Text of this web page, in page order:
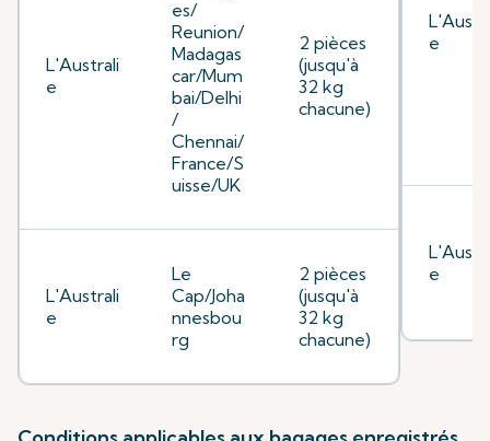
L'Australi
e
es/
Reunion/
Madagas
car/Mum
bai/Delhi
/
Chennai/
France/S
uisse/UK
2 pièces
(jusqu'à
32 kg
chacune)
L'Australi
e
Le
Cap/Joha
nnesbou
rg
2 pièces
(jusqu'à
32 kg
chacune)
e
e